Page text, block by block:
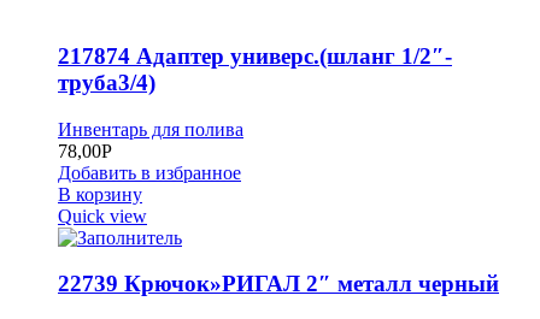
217874 Адаптер универс.(шланг 1/2″-
труба3/4)
Инвентарь для полива
78,00Р
Добавить в избранное
В корзину
Quick view
22739 Крючок»РИГАЛ 2″ металл черный